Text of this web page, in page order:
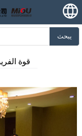
يبحث
قوة